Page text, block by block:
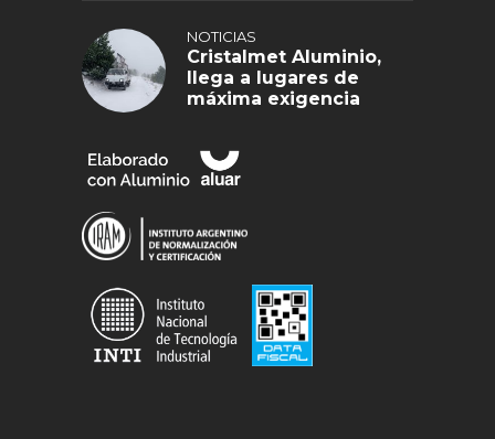
NOTICIAS
Cristalmet Aluminio,
llega a lugares de
máxima exigencia